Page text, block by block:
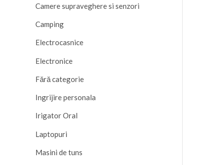
Camere supraveghere si senzori
Camping
Electrocasnice
Electronice
Fără categorie
Ingrijire personala
Irigator Oral
Laptopuri
Masini de tuns